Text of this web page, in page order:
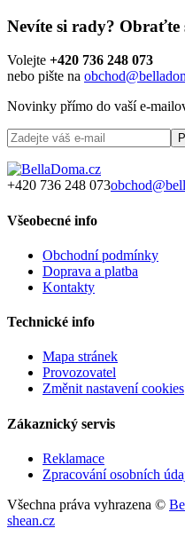
Nevíte si rady? Obraťte
Volejte +420 736 248 073
nebo pište na
Novinky přímo do vaší e-
+420 736 248 073
Všeobecné info
Obchodní podmínky
Doprava a platba
Kontakty
Technické info
Mapa stránek
Provozovatel
Změnit nastavení cookies
Zákaznický servis
Reklamace
Zpracování osobních
Všechna práva vyhrazena ©
shean.cz